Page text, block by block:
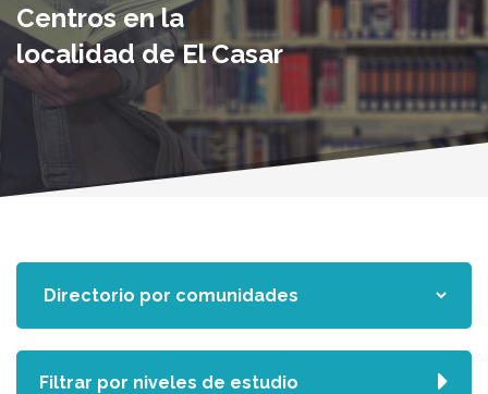
Centros en la
localidad de El Casar
Filtrar por niveles de estudio